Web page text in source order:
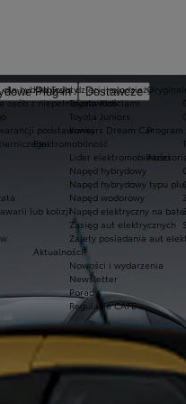
Plug-in
Dostawcze
dla hybryd Toyoty
osób z niepełnosprawnościami
Kluby dla dzieci i młodzieży
Toyota Kids
Toyota Juniors
Konkurs Dream Car
Elektromobilność
Lider elektromobilności
Napęd hybrydowy
Napęd hybrydowy typu
Napęd wodorowy
Napęd elektryczny na
Zasięg aut elektrycznych
Zalety posiadania aut
Aktualności
Nowości i wydarzenia
Newsletter
Porady
Regulacje CAFE
podstawowej
lub kolizji
Program